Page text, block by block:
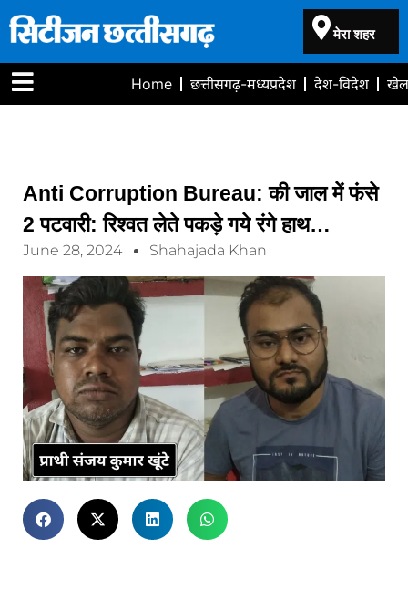
मेरा शहर
Home छत्तीसगढ़-मध्यप्रदेश देश-विदेश
Anti Corruption Bureau: की जाल में फंसे
2 पटवारी: रिश्वत लेते पकड़े गये रंगे हाथ…
June 28, 2024 Shahajada Khan